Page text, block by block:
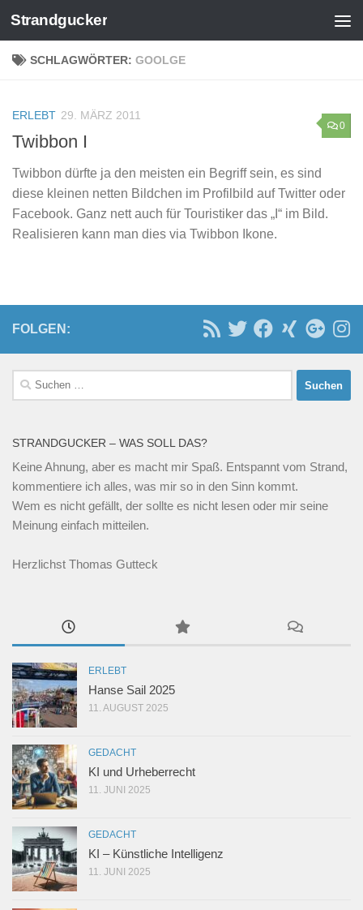
Zum Inhalt springen
Strandgucker
SCHLAGWÖRTER: GOOLGE
0
ERLEBT 29. MÄRZ 2011
Twibbon I
Twibbon dürfte ja den meisten ein Begriff sein, es sind
diese kleinen netten Bildchen im Profilbild auf Twitter oder
Facebook. Ganz nett auch für Touristiker das „I“ im Bild.
Realisieren kann man dies via Twibbon Ikone.
FOLGEN:
Suchen
nach:
STRANDGUCKER – WAS SOLL DAS?
Keine Ahnung, aber es macht mir Spaß. Entspannt vom Strand,
kommentiere ich alles, was mir so in den Sinn kommt.
Wem es nicht gefällt, der sollte es nicht lesen oder mir seine
Meinung einfach mitteilen.
Herzlichst Thomas Gutteck
ERLEBT
Hanse Sail 2025
11. AUGUST 2025
GEDACHT
KI und Urheberrecht
11. JUNI 2025
GEDACHT
KI – Künstliche Intelligenz
11. JUNI 2025